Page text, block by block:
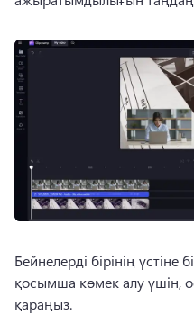
Бейнелерді бірінің
қосымша көмек алу үшін,
қараңыз.